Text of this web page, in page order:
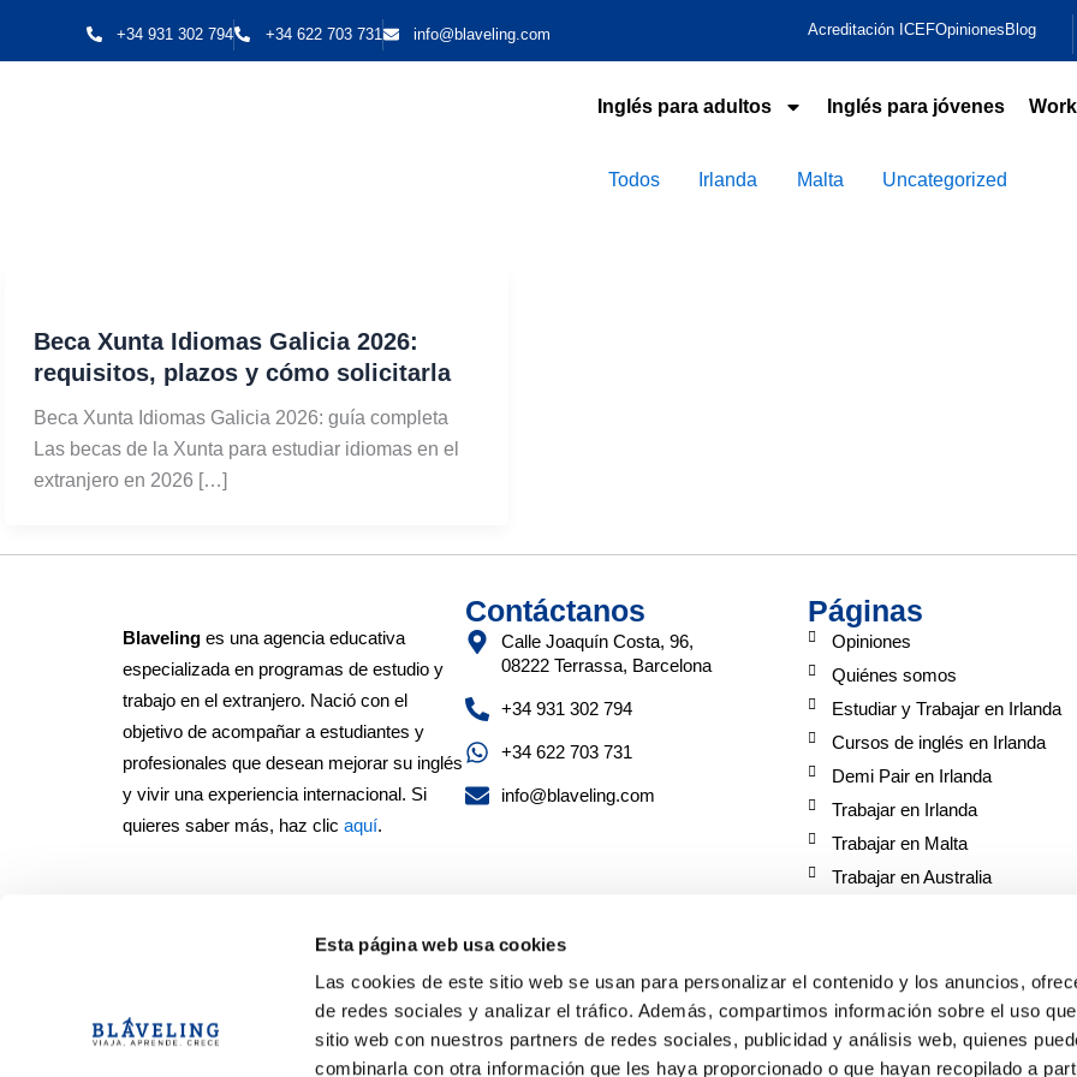
Esta página web usa cookies
Las cookies de este sitio web se usan para personalizar el contenido y los anuncios,
de redes sociales y analizar el tráfico. Además, compartimos información sobre el uso
sitio web con nuestros partners de redes sociales, publicidad y análisis web, quienes
combinarla con otra información que les haya proporcionado o que hayan recopilado a
+34 931 302 794 +34 622 703 731 info@blaveling.com Acreditación ICEFOpiniones Blog
Inglés para adultos Inglés para jóvenes
Todos Irlanda Malta Uncategorized
Beca Xunta Idiomas Galicia 2026:
requisitos, plazos y cómo solicitarla
Beca Xunta Idiomas Galicia 2026: guía completa
Las becas de la Xunta para estudiar idiomas en el
extranjero en 2026 […]
Blaveling es una agencia educativa
especializada en programas de estudio y
trabajo en el extranjero. Nació con el
objetivo de acompañar a estudiantes y
profesionales que desean mejorar su inglés
y vivir una experiencia internacional. Si
quieres saber más, haz clic aquí.
Contáctanos
Calle Joaquín Costa, 96,
08222 Terrassa, Barcelona
+34 931 302 794
+34 622 703 731
info@blaveling.com
Páginas
Opiniones
Quiénes somos
Estudiar y Trabajar en Irlanda
Cursos de inglés en Irlanda
Demi Pair en Irlanda
Trabajar en Irlanda
Trabajar en Malta
Trabajar en Australia
Acreditaciones de nuestras escuelas colaboradoras